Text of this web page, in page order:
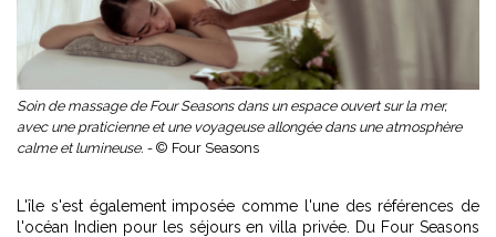
Soin de massage de Four Seasons dans un espace ouvert sur la mer,
avec une praticienne et une voyageuse allongée dans une atmosphère
calme et lumineuse. - © Four Seasons
L'île s'est également imposée comme l'une des références de
l'océan Indien pour les séjours en villa privée. Du Four Seasons